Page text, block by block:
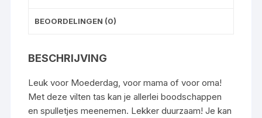
BEOORDELINGEN (0)
BESCHRIJVING
Leuk voor Moederdag, voor mama of voor oma!
Met deze vilten tas kan je allerlei boodschappen
en spulletjes meenemen. Lekker duurzaam! Je kan